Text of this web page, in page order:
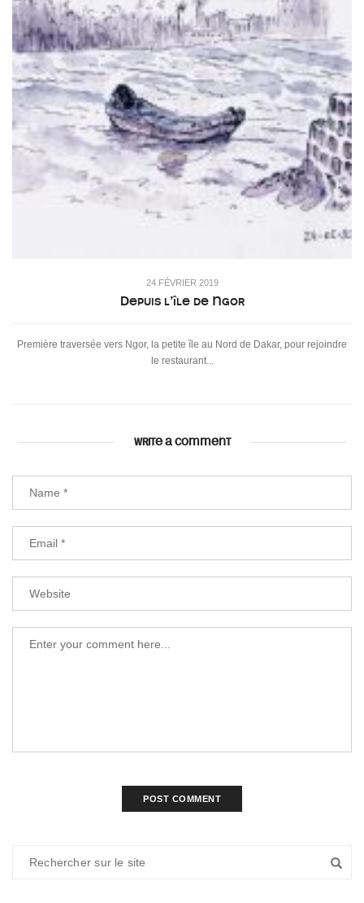
24 FÉVRIER 2019
Depuis l’île de Ngor
Première traversée vers Ngor, la petite île au Nord de Dakar, pour rejoindre
le restaurant...
WRITE A COMMENT